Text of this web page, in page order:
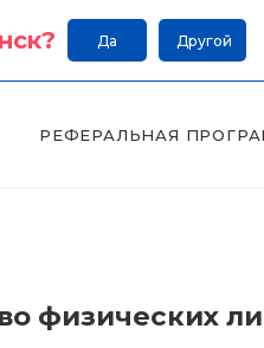
? Да Другой
РЕФЕРАЛЬНАЯ
физических